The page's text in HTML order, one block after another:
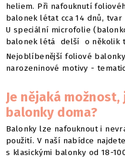
heliem. Při nafouknutí
balonek létat cca 14 dnů, tvar
U speciální microfolie
balonek létá delší o několik
Nejoblíbenější foliové
narozeninové motivy -
Je nějaká
balonky doma?
Balonky lze nafouknout i
použití. V naší nabídce
s klasickými balonky od 18-